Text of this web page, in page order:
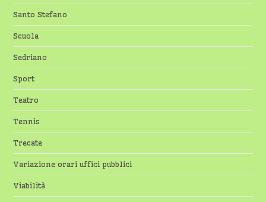
Santo Stefano
Scuola
Sedriano
Sport
Teatro
Tennis
Trecate
Variazione orari uffici pubblici
Viabilità